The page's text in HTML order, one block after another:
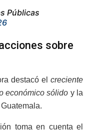
Públicas
sobre
destacó el creciente
económico sólido y la
toma en cuenta el